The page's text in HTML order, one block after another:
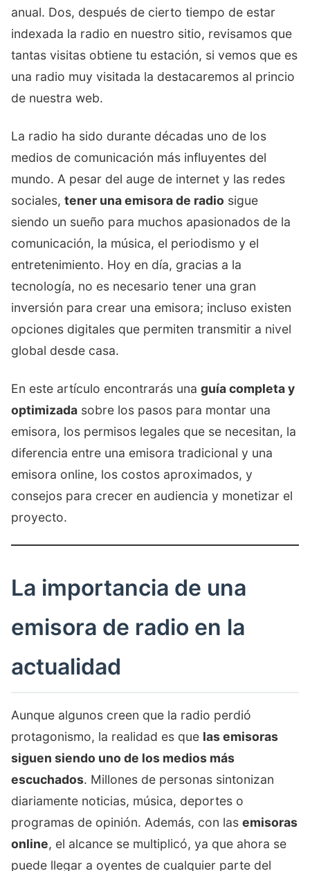
anual. Dos, después de cierto tiempo de estar
indexada la radio en nuestro sitio, revisamos que
tantas visitas obtiene tu estación, si vemos que es
una radio muy visitada la destacaremos al princio
de nuestra web.
La radio ha sido durante décadas uno de los
medios de comunicación más influyentes del
mundo. A pesar del auge de internet y las redes
sociales, tener una emisora de radio sigue
siendo un sueño para muchos apasionados de la
comunicación, la música, el periodismo y el
entretenimiento. Hoy en día, gracias a la
tecnología, no es necesario tener una gran
inversión para crear una emisora; incluso existen
opciones digitales que permiten transmitir a nivel
global desde casa.
En este artículo encontrarás una guía completa y
optimizada sobre los pasos para montar una
emisora, los permisos legales que se necesitan, la
diferencia entre una emisora tradicional y una
emisora online, los costos aproximados, y
consejos para crecer en audiencia y monetizar el
proyecto.
La importancia de una
emisora de radio en la
actualidad
Aunque algunos creen que la radio perdió
protagonismo, la realidad es que las emisoras
siguen siendo uno de los medios más
escuchados. Millones de personas sintonizan
diariamente noticias, música, deportes o
programas de opinión. Además, con las emisoras
online, el alcance se multiplicó, ya que ahora se
puede llegar a oyentes de cualquier parte del